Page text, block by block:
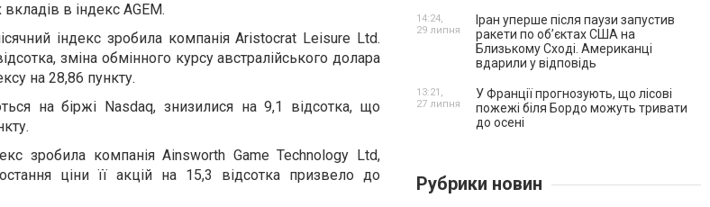
в індекс AGEM.
індекс зробила компанія Aristocrat Leisure Ltd.
зміна обмінного курсу австралійського долара
на 28,86 пункту.
на біржі Nasdaq, знизилися на 9,1 відсотка, що
зробила компанія Ainsworth Game Technology Ltd,
ціни її акцій на 15,3 відсотка призвело до
Іран уперше після паузи запустив
ракети по обʼєктах США на
Близькому Сході. Американці
вдарили у відповідь
14:24,
29 липня
У Франції прогнозують, що лісові
пожежі біля Бордо можуть тривати
до осені
13:21,
27 липня
Рубрики новин